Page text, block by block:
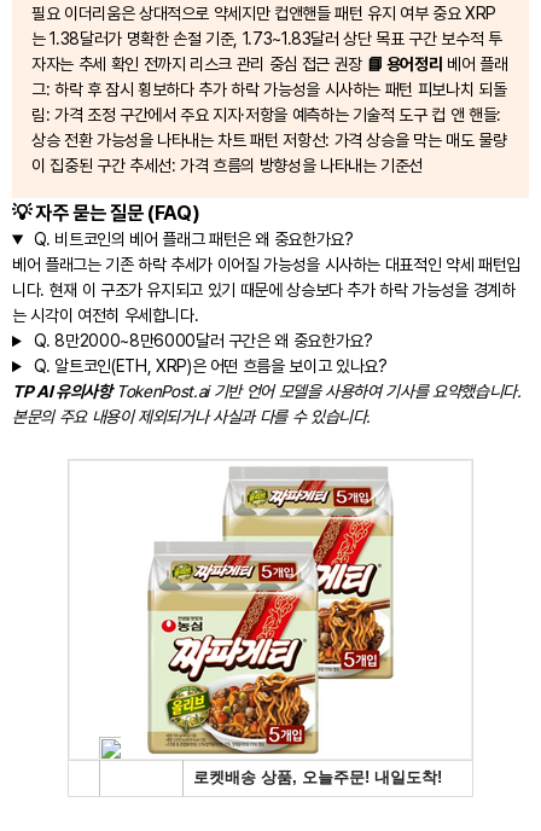
필요 이더리움은 상대적으로 약세지만 컵앤핸들 패턴 유지 여부 중요 XRP
는 1.38달러가 명확한 손절 기준, 1.73~1.83달러 상단 목표 구간 보수적 투
자자는 추세 확인 전까지 리스크 관리 중심 접근 권장 📘 용어정리 베어 플래
그: 하락 후 잠시 횡보하다 추가 하락 가능성을 시사하는 패턴 피보나치 되돌
림: 가격 조정 구간에서 주요 지지·저항을 예측하는 기술적 도구 컵 앤 핸들:
상승 전환 가능성을 나타내는 차트 패턴 저항선: 가격 상승을 막는 매도 물량
이 집중된 구간 추세선: 가격 흐름의 방향성을 나타내는 기준선
💡 자주 묻는 질문 (FAQ)
Q. 비트코인의 베어 플래그 패턴은 왜 중요한가요?
베어 플래그는 기존 하락 추세가 이어질 가능성을 시사하는 대표적인 약세 패턴입
니다. 현재 이 구조가 유지되고 있기 때문에 상승보다 추가 하락 가능성을 경계하
는 시각이 여전히 우세합니다.
Q. 8만2000~8만6000달러 구간은 왜 중요한가요?
Q. 알트코인(ETH, XRP)은 어떤 흐름을 보이고 있나요?
TP AI 유의사항TokenPost.ai 기반 언어 모델을 사용하여 기사를 요약했습니다.
본문의 주요 내용이 제외되거나 사실과 다를 수 있습니다.